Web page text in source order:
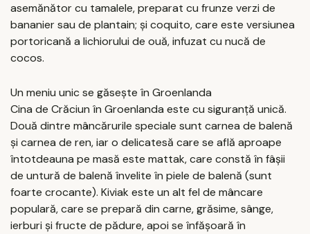
asemănător cu tamalele, preparat cu frunze verzi de
bananier sau de plantain; și coquito, care este versiunea
portoricană a lichiorului de ouă, infuzat cu nucă de
cocos.
Un meniu unic se găsește în Groenlanda
Cina de Crăciun în Groenlanda este cu siguranță unică.
Două dintre mâncărurile speciale sunt carnea de balenă
și carnea de ren, iar o delicatesă care se află aproape
întotdeauna pe masă este mattak, care constă în fâșii
de untură de balenă învelite în piele de balenă (sunt
foarte crocante). Kiviak este un alt fel de mâncare
populară, care se prepară din carne, grăsime, sânge,
ierburi și fructe de pădure, apoi se înfășoară în